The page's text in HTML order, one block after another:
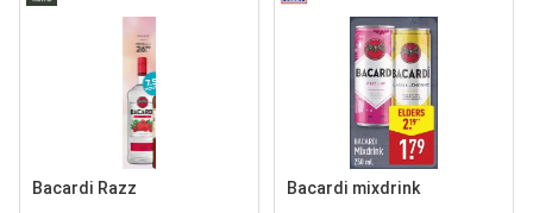
Bacardi Razz Bacardi mixdrink